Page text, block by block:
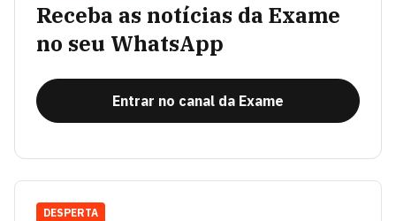
Receba as notícias da Exame
no seu WhatsApp
Entrar no canal da Exame
DESPERTA